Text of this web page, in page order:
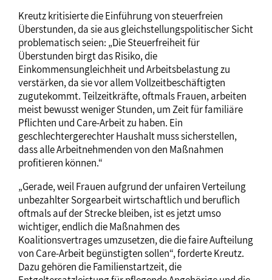
Kreutz kritisierte die Einführung von steuerfreien
Überstunden, da sie aus gleichstellungspolitischer Sicht
problematisch seien: „Die Steuerfreiheit für
Überstunden birgt das Risiko, die
Einkommensungleichheit und Arbeitsbelastung zu
verstärken, da sie vor allem Vollzeitbeschäftigten
zugutekommt. Teilzeitkräfte, oftmals Frauen, arbeiten
meist bewusst weniger Stunden, um Zeit für familiäre
Pflichten und Care-Arbeit zu haben. Ein
geschlechtergerechter Haushalt muss sicherstellen,
dass alle Arbeitnehmenden von den Maßnahmen
profitieren können.“
„Gerade, weil Frauen aufgrund der unfairen Verteilung
unbezahlter Sorgearbeit wirtschaftlich und beruflich
oftmals auf der Strecke bleiben, ist es jetzt umso
wichtiger, endlich die Maßnahmen des
Koalitionsvertrages umzusetzen, die die faire Aufteilung
von Care-Arbeit begünstigten sollen“, forderte Kreutz.
Dazu gehören die Familienstartzeit, die